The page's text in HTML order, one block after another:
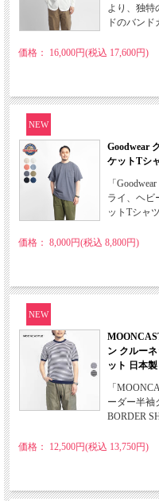
より、独特
ドのバンド
価格： 16,000円(税込 17,600円)
NEW
Goodwear
ケットTシ
「
ライ、ヘビ
ットTシャ
価格： 8,000円(税込 8,800円)
NEW
ン クルー
ット 日本
「
ーダー半袖
BORDER
価格： 12,500円(税込 13,750円)